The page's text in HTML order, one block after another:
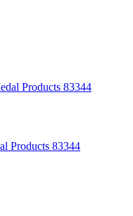
Products 83344